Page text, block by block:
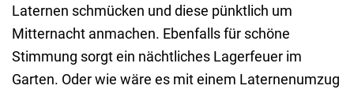
Laternen schmücken und diese pünktlich um
Mitternacht anmachen. Ebenfalls für schöne
Stimmung sorgt ein nächtliches Lagerfeuer im
Garten. Oder wie wäre es mit einem Laternenumzug